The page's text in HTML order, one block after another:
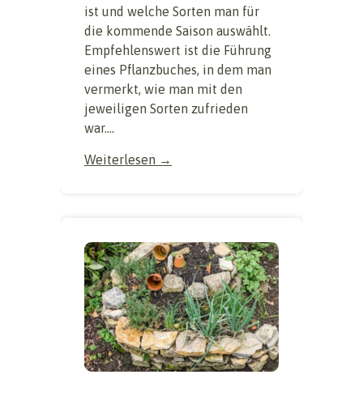
ist und welche Sorten man für
die kommende Saison auswählt.
Empfehlenswert ist die Führung
eines Pflanzbuches, in dem man
vermerkt, wie man mit den
jeweiligen Sorten zufrieden
war....
Weiterlesen →